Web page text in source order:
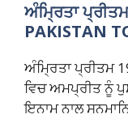
ਅੰਮ੍ਰਿਤਾ ਪ੍ਰੀਤਮ
PAKISTAN
ਅੰਮ੍ਰਿਤਾ ਪ੍ਰੀਤਮ
ਵਿਚ ਅਮਪ੍ਰੀਤ ਨੂੰ
ਇਨਾਮ ਨਾਲ